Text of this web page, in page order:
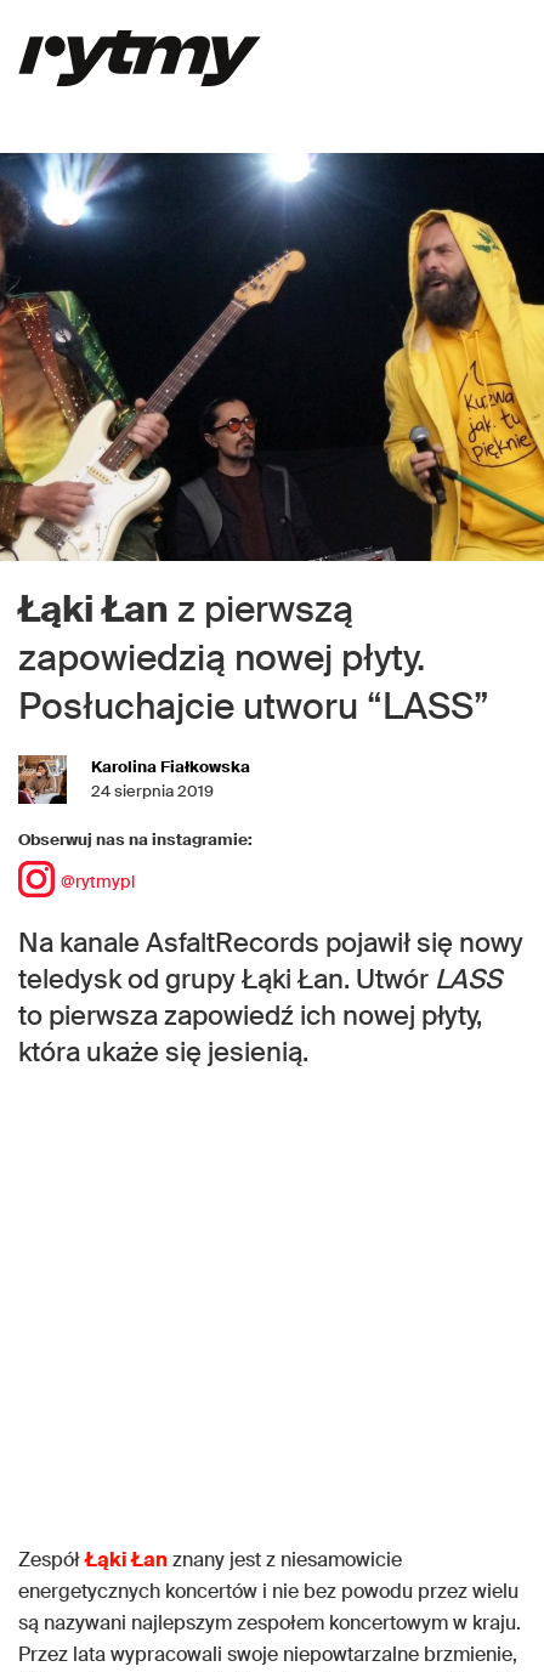
Łąki Łan z pierwszą
zapowiedzią nowej płyty.
Posłuchajcie utworu “LASS”
Karolina Fiałkowska
24 sierpnia 2019
Obserwuj nas na instagramie:
@rytmypl
Na kanale AsfaltRecords pojawił się nowy
teledysk od grupy Łąki Łan. Utwór LASS
to pierwsza zapowiedź ich nowej płyty,
która ukaże się jesienią.
ZespółŁąki Łanznany jest z niesamowicie
energetycznych koncertów i nie bez powodu przez wielu
są nazywani najlepszym zespołem koncertowym w kraju.
Przez lata wypracowali swoje niepowtarzalne brzmienie,